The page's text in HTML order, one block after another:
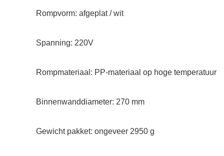
Rompvorm: afgeplat / wit
Spanning: 220V
Rompmateriaal: PP-materiaal op hoge temperatuur
Binnenwanddiameter: 270 mm
Gewicht pakket: ongeveer 2950 g